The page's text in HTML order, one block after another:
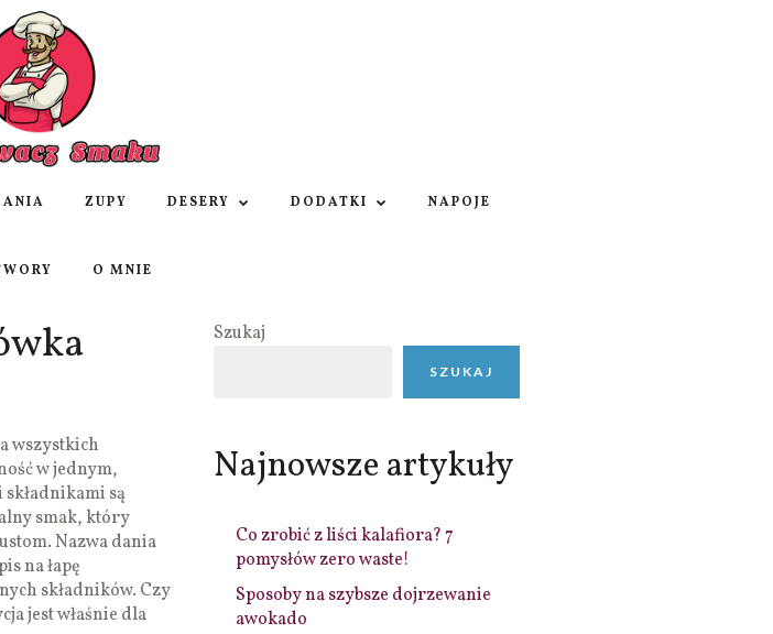
ZUPY DESERY DODATKI NAPOJE
O MNIE
wszystkich
w jednym,
składnikami są
smak, który
Nazwa dania
na łapę
składników. Czy
jest właśnie dla
Szukaj
SZUKAJ
Najnowsze artykuły
Co zrobić z liści kalafiora? 7
pomysłów zero waste!
Sposoby na szybsze dojrzewanie
awokado